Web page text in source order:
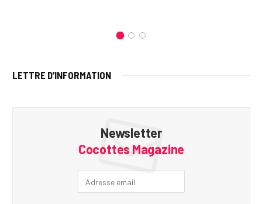
LETTRE D’INFORMATION
Newsletter
Cocottes Magazine